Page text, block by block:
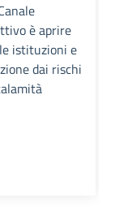
è aprire
istituzioni e
dai rischi